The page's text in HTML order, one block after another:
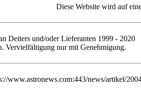
Diese Website wird auf
Deiters und/oder Lieferanten 1999 - 2020
Vervielfältigung nur mit Genehmigung.
www.astronews.com:443/news/artikel/